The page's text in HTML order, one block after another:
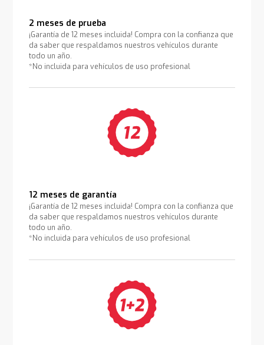
2 meses de prueba
¡Garantía de 12 meses incluida! Compra con la confianza que
da saber que respaldamos nuestros vehículos durante
todo un año.
*No incluida para vehículos de uso profesional
12 meses de garantía
¡Garantía de 12 meses incluida! Compra con la confianza que
da saber que respaldamos nuestros vehículos durante
todo un año.
*No incluida para vehículos de uso profesional